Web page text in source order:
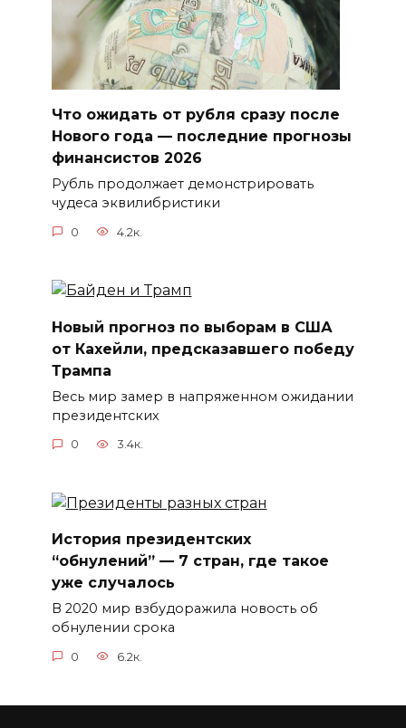
Что ожидать от рубля сразу после
Нового года — последние прогнозы
финансистов 2026
Рубль продолжает демонстрировать
чудеса эквилибристики
0 4.2к.
Новый прогноз по выборам в США
от Кахейли, предсказавшего победу
Трампа
Весь мир замер в напряженном ожидании
президентских
0 3.4к.
История президентских
“обнулений” — 7 стран, где такое
уже случалось
В 2020 мир взбудоражила новость об
обнулении срока
0 6.2к.